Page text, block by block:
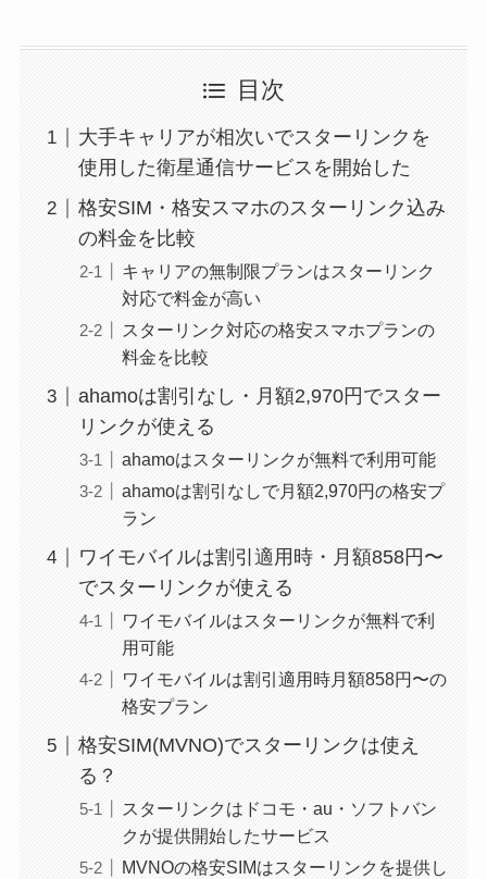
目次
大手キャリアが相次いでスターリンクを
使用した衛星通信サービスを開始した
格安SIM・格安スマホのスターリンク込み
の料金を比較
キャリアの無制限プランはスターリンク
対応で料金が高い
スターリンク対応の格安スマホプランの
料金を比較
ahamoは割引なし・月額2,970円でスター
リンクが使える
ahamoはスターリンクが無料で利用可能
ahamoは割引なしで月額2,970円の格安プ
ラン
ワイモバイルは割引適用時・月額858円〜
でスターリンクが使える
ワイモバイルはスターリンクが無料で利
用可能
ワイモバイルは割引適用時月額858円〜の
格安プラン
格安SIM(MVNO)でスターリンクは使え
る？
スターリンクはドコモ・au・ソフトバン
クが提供開始したサービス
MVNOの格安SIMはスターリンクを提供し